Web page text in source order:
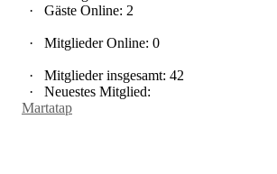
·
Gäste Online: 2
· Mitglieder Online: 0
·
Mitglieder insgesamt: 42
·
Neuestes Mitglied:
Martatap